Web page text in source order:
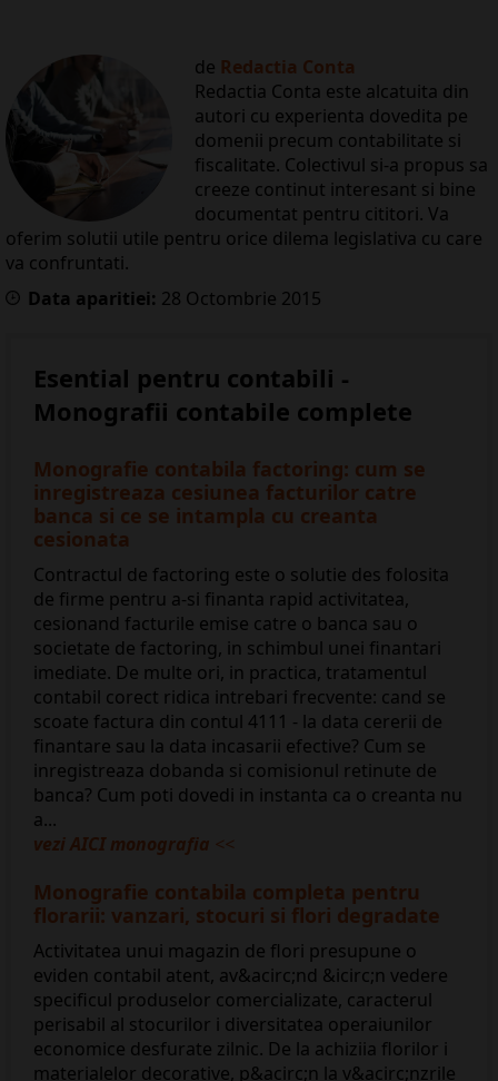
de Redactia Conta
Redactia Conta este alcatuita din
autori cu experienta dovedita pe
domenii precum contabilitate si
fiscalitate. Colectivul si-a propus sa
creeze continut interesant si bine
documentat pentru cititori. Va
oferim solutii utile pentru orice dilema legislativa cu care
va confruntati.
Data aparitiei: 28 Octombrie 2015
Esential pentru contabili -
Monografii contabile complete
Monografie contabila factoring: cum se
inregistreaza cesiunea facturilor catre
banca si ce se intampla cu creanta
cesionata
Contractul de factoring este o solutie des folosita
de firme pentru a-si finanta rapid activitatea,
cesionand facturile emise catre o banca sau o
societate de factoring, in schimbul unei finantari
imediate. De multe ori, in practica, tratamentul
contabil corect ridica intrebari frecvente: cand se
scoate factura din contul 4111 - la data cererii de
finantare sau la data incasarii efective? Cum se
inregistreaza dobanda si comisionul retinute de
banca? Cum poti dovedi in instanta ca o creanta nu
a...
vezi AICI monografia <<
Monografie contabila completa pentru
florarii: vanzari, stocuri si flori degradate
Activitatea unui magazin de flori presupune o
eviden contabil atent, av&acirc;nd &icirc;n vedere
specificul produselor comercializate, caracterul
perisabil al stocurilor i diversitatea operaiunilor
economice desfurate zilnic. De la achiziia florilor i
materialelor decorative, p&acirc;n la v&acirc;nzrile